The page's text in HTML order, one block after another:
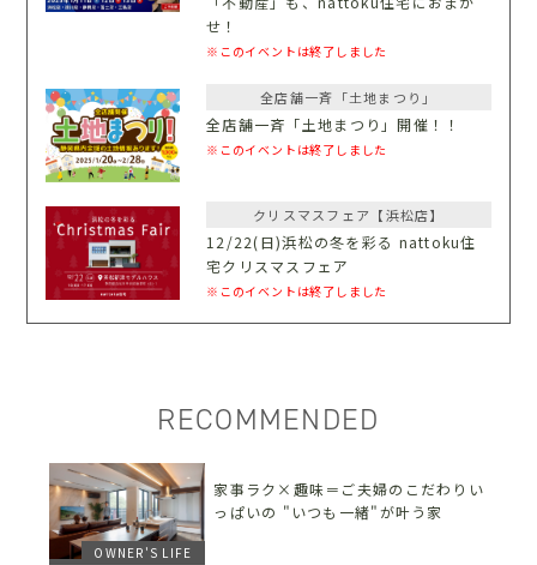
せ！
※このイベントは終了しました
全店舗一斉「土地まつり」
全店舗一斉「土地まつり」開催！！
※このイベントは終了しました
クリスマスフェア【浜松店】
12/22(日)浜松の冬を彩る nattoku住
宅クリスマスフェア
※このイベントは終了しました
RECOMMENDED
OWNER'S LIFE
家事ラク×趣味＝ご夫婦のこだわりい
っぱいの "いつも一緒"が叶う家